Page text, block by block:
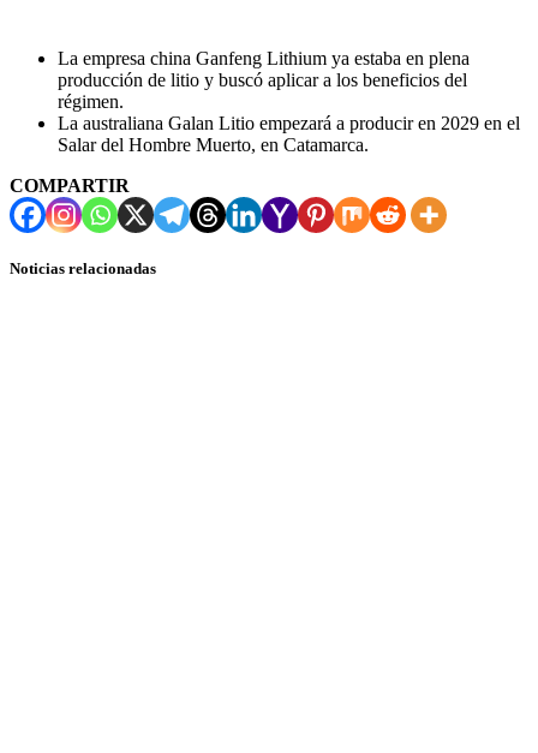
La empresa china Ganfeng Lithium ya estaba en plena
producción de litio y buscó aplicar a los beneficios del
régimen.
La australiana Galan Litio empezará a producir en 2029 en el
Salar del Hombre Muerto, en Catamarca.
COMPARTIR
Noticias relacionadas